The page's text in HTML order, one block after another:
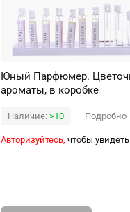
Юный Парфюмер.
ароматы, в коробке
Наличие: >10 Подробно
Авторизуйтесь, чтобы